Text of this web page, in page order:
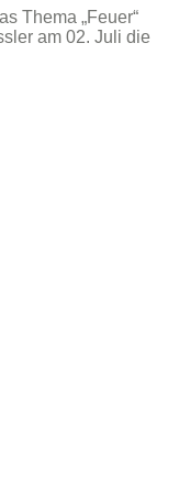
Thema „Feuer“
am 02. Juli die